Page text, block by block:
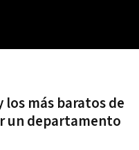
los más baratos de
un departamento